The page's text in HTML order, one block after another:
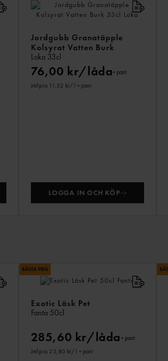
Jordgubb Granatäpple
Kolsyrat Vatten Burk
Loka 33cl
76,00 kr/låda+ pant
Jmf.pris 11,52 kr/ l + pant
LOGGA IN OCH KÖP
Exotic Läsk Pet
Fanta 50cl
285,60 kr/låda+ pant
Jmf.pris 23,80 kr/ l + pant